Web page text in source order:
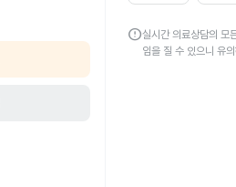
error실시간 의료상담의 모
임을 질 수 있으니 유